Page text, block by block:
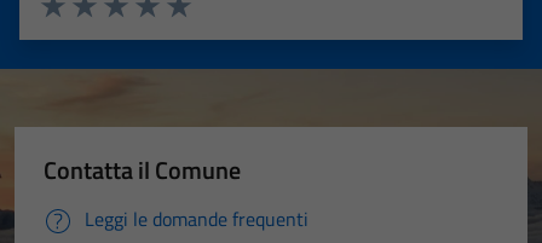
Valuta 5 stelle su 5
Valuta 4 stelle su 5
Valuta 3 stelle su 5
Valuta 2 stelle su 5
Valuta 1 stelle su 5
Contatta il Comune
Leggi le domande frequenti